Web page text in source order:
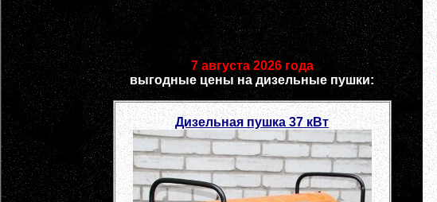
7 августа 2026 года
выгодные цены на дизельные пушки:
Дизельная пушка 37 кВт